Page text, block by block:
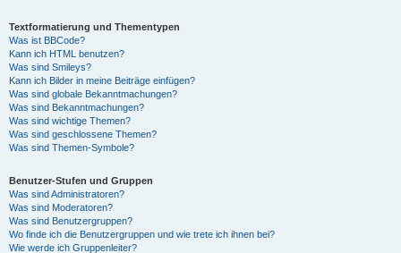
Textformatierung und Thementypen
Was ist BBCode?
Kann ich HTML benutzen?
Was sind Smileys?
Kann ich Bilder in meine Beiträge einfügen?
Was sind globale Bekanntmachungen?
Was sind Bekanntmachungen?
Was sind wichtige Themen?
Was sind geschlossene Themen?
Was sind Themen-Symbole?
Benutzer-Stufen und Gruppen
Was sind Administratoren?
Was sind Moderatoren?
Was sind Benutzergruppen?
Wo finde ich die Benutzergruppen und wie trete ich ihnen bei?
Wie werde ich Gruppenleiter?